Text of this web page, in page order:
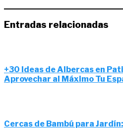
Entradas relacionadas
+30 Ideas de Albercas en
Aprovechar al Máximo Tu
Cercas de Bambú para